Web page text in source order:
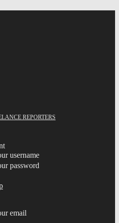
REPORTERS
username
password
email